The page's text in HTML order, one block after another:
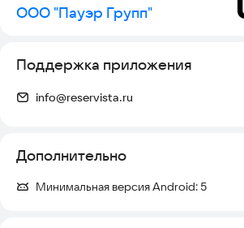
ООО "Пауэр Групп"
Поддержка приложения
info@reservista.ru
Дополнительно
Минимальная версия Android: 5